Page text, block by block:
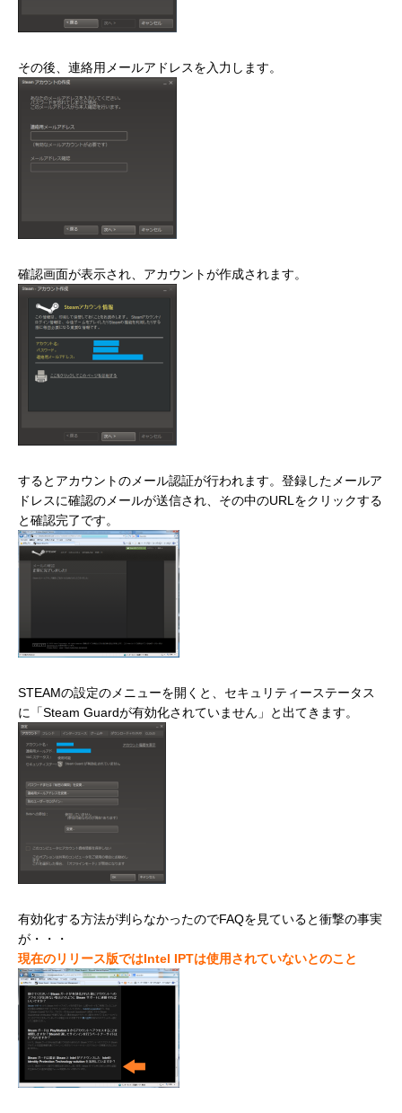
その後、連絡用メールアドレスを入力します。
確認画面が表示され、アカウントが作成されます。
するとアカウントのメール認証が行われます。登録したメールア
ドレスに確認のメールが送信され、その中のURLをクリックする
と確認完了です。
STEAMの設定のメニューを開くと、セキュリティーステータス
に「Steam Guardが有効化されていません」と出てきます。
有効化する方法が判らなかったのでFAQを見ていると衝撃の事実
が・・・
現在のリリース版ではIntel IPTは使用されていないとのこと